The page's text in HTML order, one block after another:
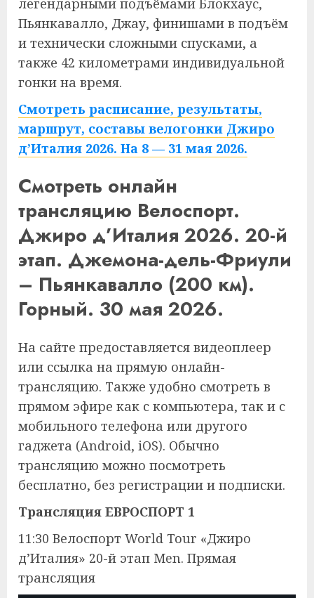
легендарными подъёмами Блокхаус,
Пьянкавалло, Джау, финишами в подъём
и технически сложными спусками, а
также 42 километрами индивидуальной
гонки на время.
Смотреть расписание, результаты,
маршрут, составы велогонки Джиро
д’Италия 2026. На 8 — 31 мая 2026.
Смотреть онлайн
трансляцию Велоспорт.
Джиро д’Италия 2026. 20-й
этап. Джемона-дель-Фриули
– Пьянкавалло (200 км).
Горный. 30 мая 2026.
На сайте предоставляется видеоплеер
или ссылка на прямую онлайн-
трансляцию. Также удобно смотреть в
прямом эфире как с компьютера, так и с
мобильного телефона или другого
гаджета (Android, iOS). Обычно
трансляцию можно посмотреть
бесплатно, без регистрации и подписки.
Трансляция ЕВРОСПОРТ 1
11:30 Велоспорт World Tour «Джиро
д’Италия» 20-й этап Men. Прямая
трансляция